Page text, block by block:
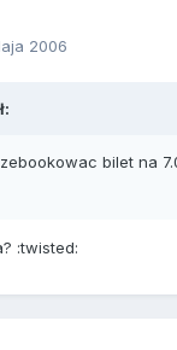
2006
bilet na
:twisted: